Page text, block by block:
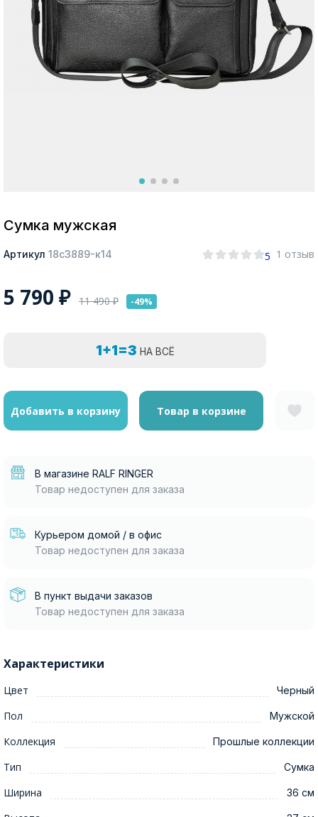
Сумка мужская
Артикул 18с3889-к14 5 1 отзыв
5 790 ₽ 11 490₽ -49%
1+1=3 НА ВСЁ
Добавить в корзину Товар в корзине
В магазине RALF RINGER
Товар недоступен для заказа
Курьером домой / в офис
Товар недоступен для заказа
В пункт выдачи заказов
Товар недоступен для заказа
Характеристики
Цвет Черный
Пол Мужской
Коллекция Прошлые коллекции
Тип Сумка
Ширина 36 см